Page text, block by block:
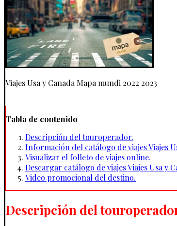
Viajes Usa y Canada Mapa mundi 2022 2023
Tabla de contenido
Descripción del touroperador.
Información del catálogo de viajes Viajes
Visualizar el folleto de viajes online.
Descargar catálogo de viajes Viajes Usa y
Video promocional del destino.
Descripción del